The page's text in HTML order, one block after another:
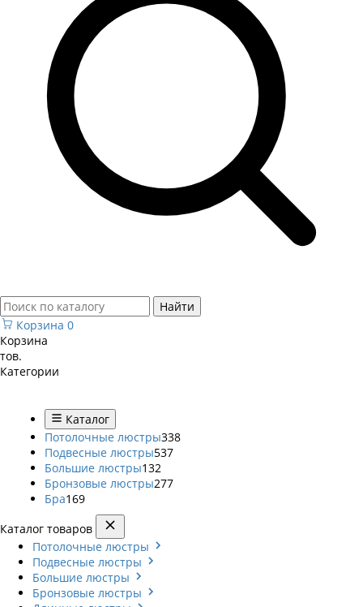
Найти
Корзина 0
Корзина
тов.
Категории
Каталог
Потолочные люстры338
Подвесные люстры537
Большие люстры132
Бронзовые люстры277
Бра169
Каталог товаров
Потолочные люстры
Подвесные люстры
Большие люстры
Бронзовые люстры